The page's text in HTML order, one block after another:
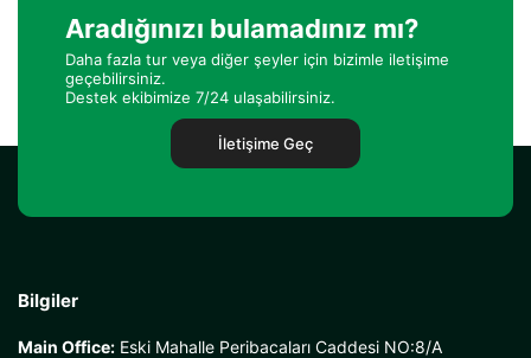
Aradığınızı bulamadınız mı?
Daha fazla tur veya diğer şeyler için bizimle iletişime
geçebilirsiniz.
Destek ekibimize 7/24 ulaşabilirsiniz.
İletişime Geç
Bilgiler
Main Office: Eski Mahalle Peribacaları Caddesi NO:8/A